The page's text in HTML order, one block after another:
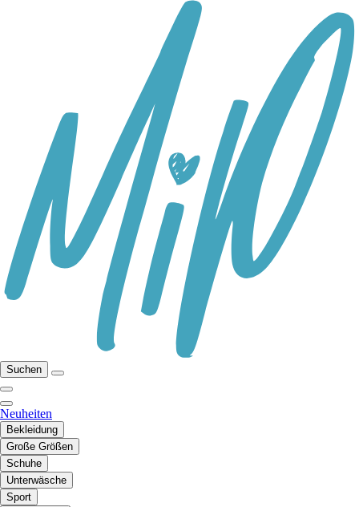
Suchen
Neuheiten
Bekleidung
Große Größen
Schuhe
Unterwäsche
Sport